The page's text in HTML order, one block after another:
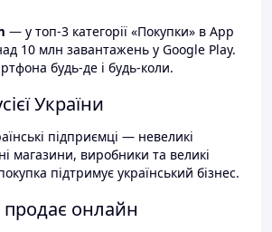
— у топ-3 категорії «Покупки» в App
10 млн завантажень у Google Play.
будь-де і будь-коли.
України
підприємці — невеликі
магазини, виробники та великі
підтримує український бізнес.
онлайн